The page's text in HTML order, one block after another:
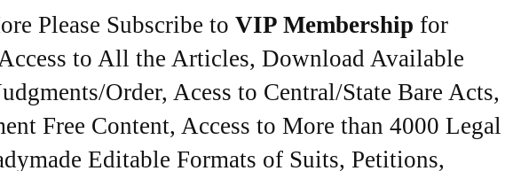
Please Subscribe to VIP Membership for
to All the Articles, Download Available
Order, Acess to Central/State Bare Acts,
Free Content, Access to More than 4000 Legal
Editable Formats of Suits, Petitions,